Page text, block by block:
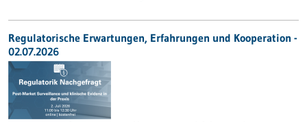
Regulatorische Erwartungen, Erfahrungen und Kooperation -
02.07.2026